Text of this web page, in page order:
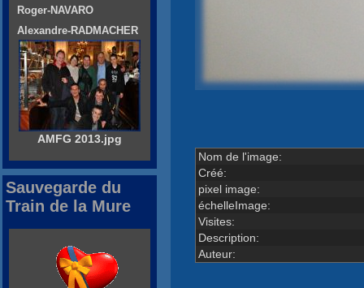
Nom de l'image:
Créé:
pixel image:
échelleImage:
Visites:
Description:
Auteur:
Roger-NAVARO
Alexandre-RADMACHER
AMFG 2013.jpg
Sauvegarde du
Train de la Mure